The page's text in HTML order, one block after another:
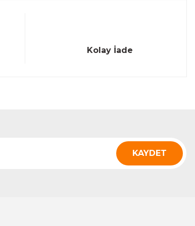
Kolay İade
KAYDET